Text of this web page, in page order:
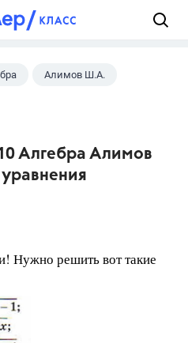
Алимов Ш.А.
Алгебра Алимов
Нужно решить вот такие